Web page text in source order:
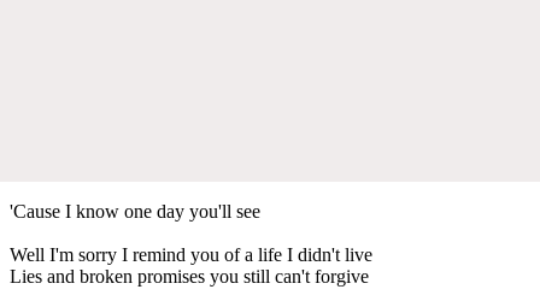
'Cause I know one day you'll see
Well I'm sorry I remind you of a life I didn't live
Lies and broken promises you still can't forgive